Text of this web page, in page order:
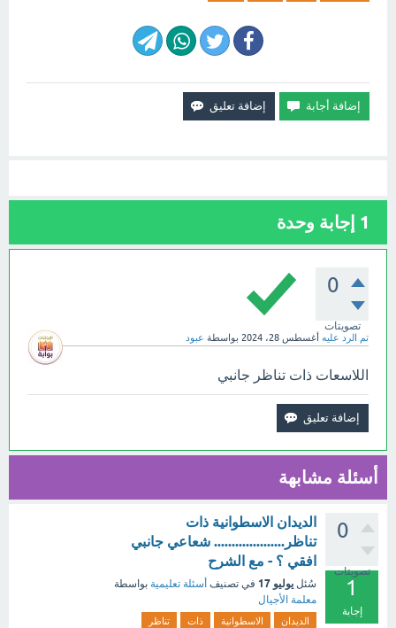
1 إجابة وحدة
0
تصويتات
تم الرد عليه أغسطس 28، 2024 بواسطة عبود
اللاسعات ذات تناظر جانبي
أسئلة مشابهة
0
تصويتات
1
إجابة
الديدان الاسطوانية ذات
تناظر.................... شعاعي جانبي
افقي ؟ - مع الشرح
سُئل يوليو 17 في تصنيف أسئلة تعليمية بواسطة
معلمة الأجيال
الديدان الاسطوانية ذات
تناظر